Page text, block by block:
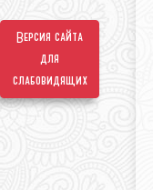
Версия сайта
для
слабовидящих